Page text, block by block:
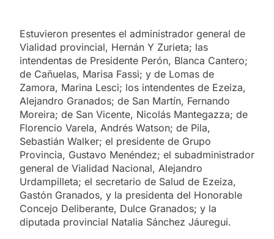
Estuvieron presentes el administrador general de
Vialidad provincial, Hernán Y Zurieta; las
intendentas de Presidente Perón, Blanca Cantero;
de Cañuelas, Marisa Fassi; y de Lomas de
Zamora, Marina Lesci; los intendentes de Ezeiza,
Alejandro Granados; de San Martín, Fernando
Moreira; de San Vicente, Nicolás Mantegazza; de
Florencio Varela, Andrés Watson; de Pila,
Sebastián Walker; el presidente de Grupo
Provincia, Gustavo Menéndez; el subadministrador
general de Vialidad Nacional, Alejandro
Urdampilleta; el secretario de Salud de Ezeiza,
Gastón Granados, y la presidenta del Honorable
Concejo Deliberante, Dulce Granados; y la
diputada provincial Natalia Sánchez Jáuregui.